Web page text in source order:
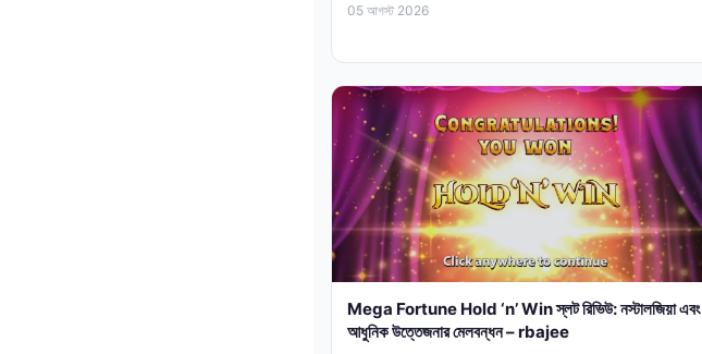
05 আগস্ট 2026
Mega Fortune Hold ‘n’ Win স্লট রিভিউ: নস্টালজিয়া এবং
আধুনিক উত্তেজনার মেলবন্ধন – rbajee